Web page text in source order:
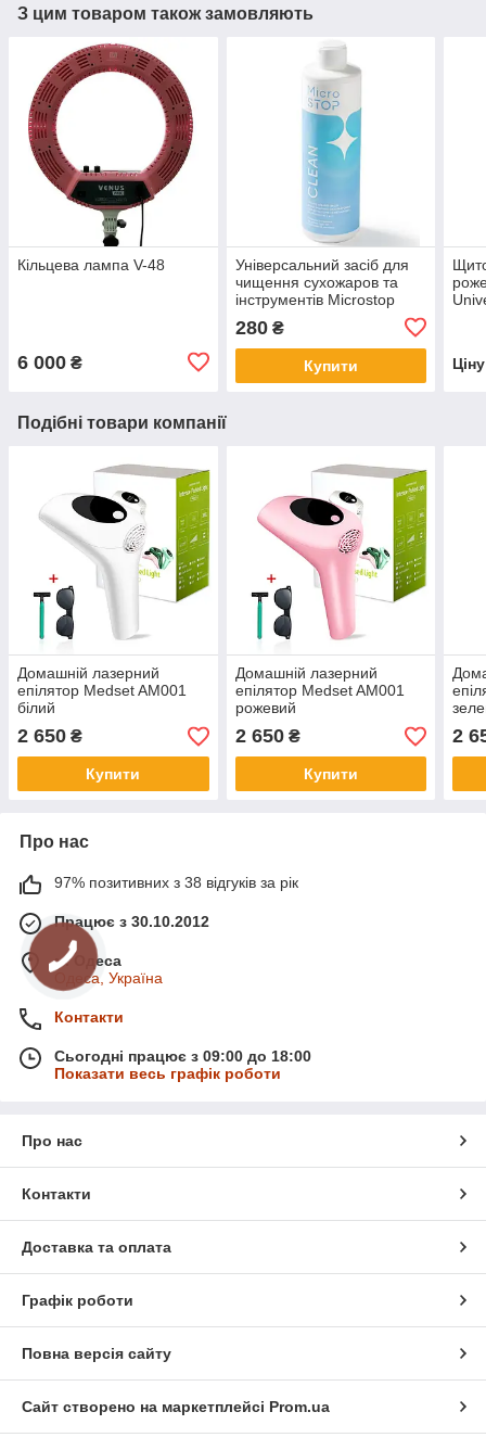
З цим товаром також замовляють
Кільцева лампа V-48
6 000 ₴
Універсальний засіб для
чищення сухожаров та
інструментів Microstop
280₴
Купити
Подібні товари компанії
Домашній лазерний
епілятор Medset AM001
білий
2 650 ₴
Купити
Домашній лазерний
епілятор Medset AM001
рожевий
2 650₴
Купити
2
Про нас
97% позитивних з 38 відгуків за рік
Працює з 30.10.2012
м. Одеса
Одеса, Україна
Контакти
Сьогодні працює з 09:00 до 18:00
Показати весь графік роботи
Про нас
Контакти
Доставка та оплата
Графік роботи
Повна версія сайту
Сайт створено на маркетплейсі Prom.ua